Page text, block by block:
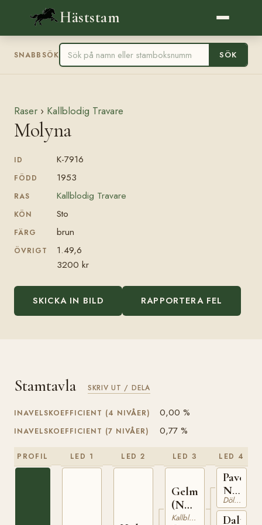
Häststam
SNABBSÖK SÖK
Raser › Kallblodig Travare
Molyna
ID K-7916
FÖDD 1953
RAS Kallblodig Travare
KÖN Sto
FÄRG brun
ÖVRIGT
1.49,6
3200 kr
SKICKA IN BILD RAPPORTERA FEL
Stamtavla SKRIV UT / DELA
INAVELSKOEFFICIENT (4 NIVÅER) 0,00 %
INAVELSKOEFFICIENT (7 NIVÅER) 0,77 %
PROFIL LED 1 LED 2 LED 3
Gelmin
(NO)
T-73Kallblodig Travare
LED 4
Paven
N
1027
Dölehäst